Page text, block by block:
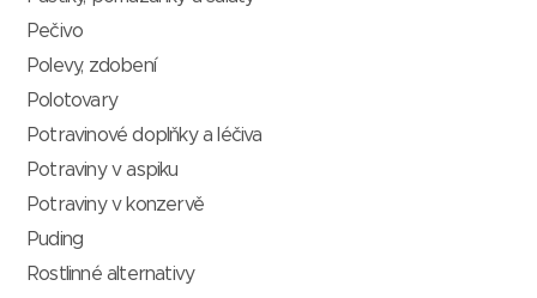
Pečivo
Polevy, zdobení
Polotovary
Potravinové doplňky a léčiva
Potraviny v aspiku
Potraviny v konzervě
Puding
Rostlinné alternativy